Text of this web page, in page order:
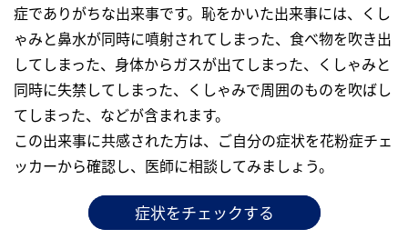
症でありがちな出来事です。恥をかいた出来事には、くし
ゃみと鼻水が同時に噴射されてしまった、食べ物を吹き出
してしまった、身体からガスが出てしまった、くしゃみと
同時に失禁してしまった、くしゃみで周囲のものを吹ばし
てしまった、などが含まれます。
この出来事に共感された方は、ご自分の症状を花粉症チェ
ッカーから確認し、医師に相談してみましょう。
症状をチェックする